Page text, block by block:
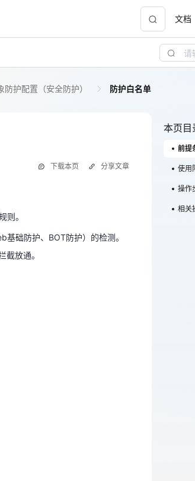
项 青云志云端助力计划
件全面适配，
国家云助力中小企业腾飞，高额上云
文档
防护配置（安全防护） 防护白名单
下载本页
则。
基础防护、BOT防护）的检测。
分享文章
则。
基础防护、BOT防护）的检测。
截放通。
本页目
前提
使用
操作
相关